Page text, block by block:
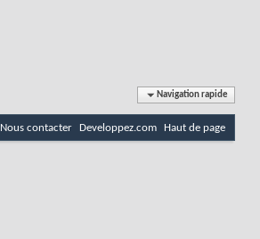
Navigation rapide
Nous contacter Developpez.com Haut de page